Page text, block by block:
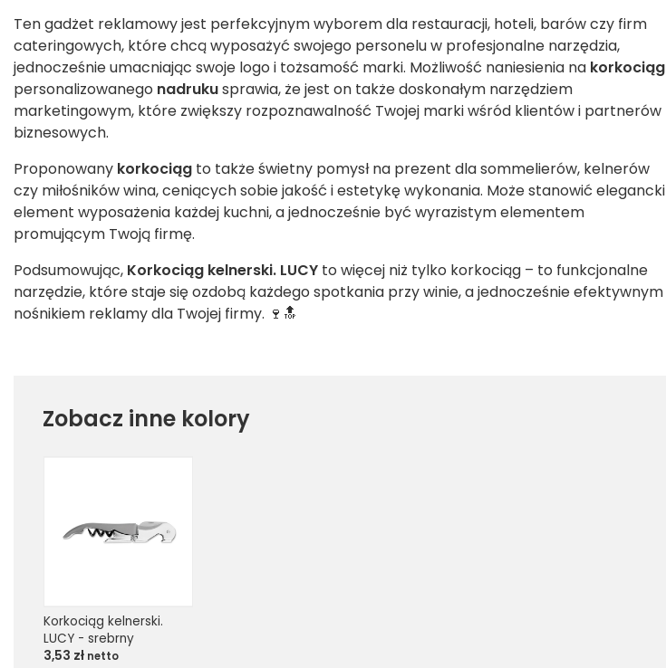
Ten gadżet reklamowy jest perfekcyjnym wyborem dla restauracji, hoteli, barów czy firm
cateringowych, które chcą wyposażyć swojego personelu w profesjonalne narzędzia,
jednocześnie umacniając swoje logo i tożsamość marki. Możliwość naniesienia na korkociąg
personalizowanego nadrukusprawia, że jest on także doskonałym narzędziem
marketingowym, które zwiększy rozpoznawalność Twojej marki wśród klientów i partnerów
biznesowych.
Proponowany korkociąg to także świetny pomysł na prezent dla sommelierów, kelnerów
czy miłośników wina, ceniących sobie jakość i estetykę wykonania. Może stanowić elegancki
element wyposażenia każdej kuchni, a jednocześnie być wyrazistym elementem
promującym Twoją firmę.
Podsumowując, Korkociąg kelnerski. LUCY to więcej niż tylko korkociąg – to funkcjonalne
narzędzie, które staje się ozdobą każdego spotkania przy winie, a jednocześnie efektywnym
nośnikiem reklamy dla Twojej firmy. 🍷🔝
Zobacz inne kolory
Korkociąg kelnerski.
LUCY - srebrny
3,53 zł netto